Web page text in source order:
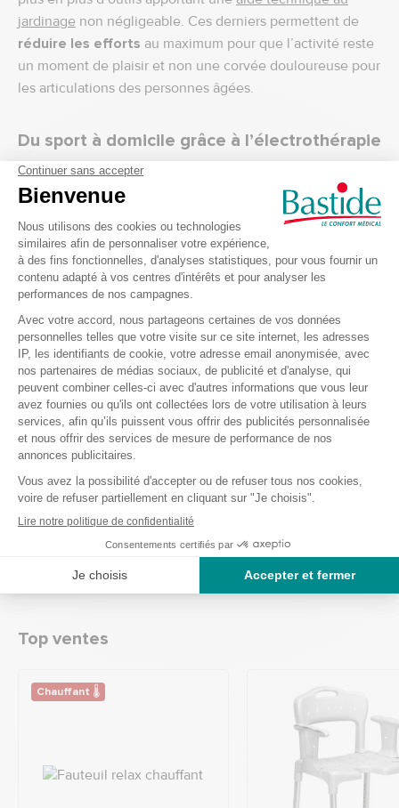
jardinage non négligeable. Ces derniers permettent de
réduire les efforts au maximum pour que l’activité reste
un moment de plaisir et non une corvée douloureuse pour
les articulations des personnes âgées.
Du sport à domicile grâce à l’électrothérapie
Si vous ne pouvez pas sortir pour pratiquer une activité
physique, il existe des astuces pour faire du tonifier vos
muscles en toute saison à domicile. L’
électrostimulation
est une technique consistant à envoyer des ondes
électrique dans votre corps de sorte à vous relaxer et
renforcer votre tonicité musculaire. D’abord réservée aux
athlètes, l’électrothérapie est finalement rendue
accessible à tous grâce à l’électrostimulation
connectée.L’appareilBluetensvous permet desoulager
vos douleurstelles que l’arthrose, les tendinites, la
sciatique ou encore la fibromyalgie mais aussi de
détendre vos muscles après un effort physique intense
ou une séance derééducationafin d’éviter les
sollicitées vos articulations. Vous pouvez utiliser cet
appareil à l’aide de votre smartphone et bénéficier de plus
différents pour accroitre votre bien-
Top ventes
Chauffant 🌡